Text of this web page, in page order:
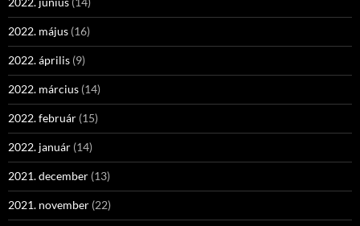
2022. május (16)
2022. április (9)
2022. március (14)
2022. február (15)
2022. január (14)
2021. december (13)
2021. november (22)